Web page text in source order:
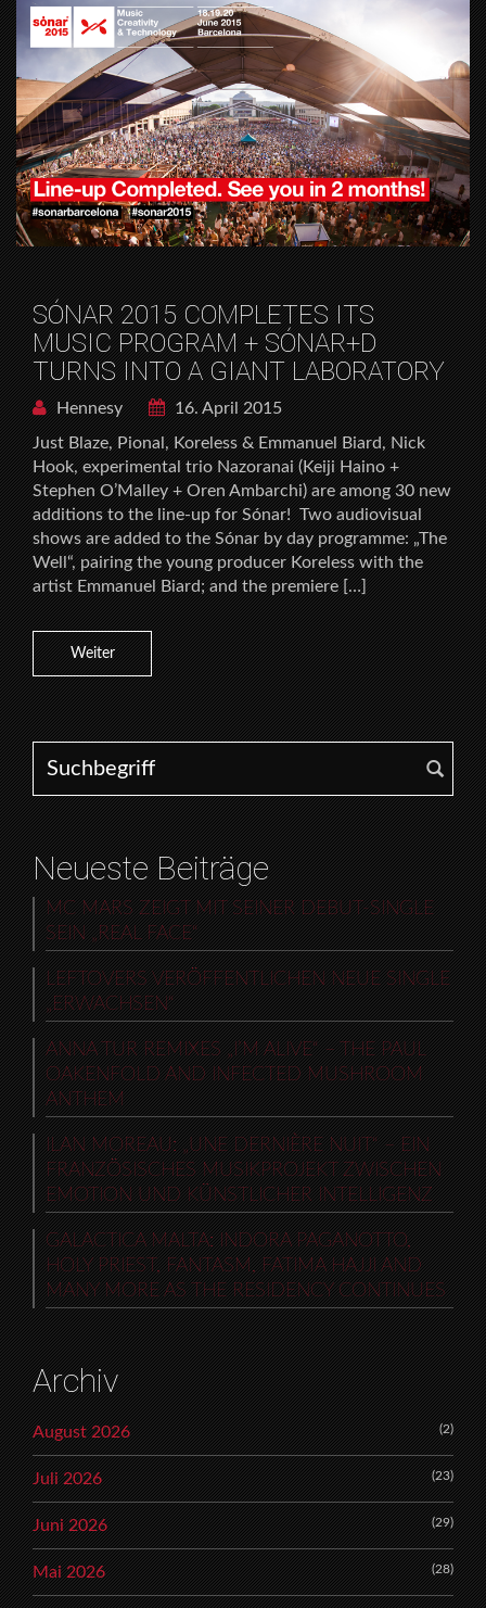
SÓNAR 2015 COMPLETES ITS
MUSIC PROGRAM + SÓNAR+D
TURNS INTO A GIANT LABORATORY
Hennesy
16. April 2015
Just Blaze, Pional, Koreless & Emmanuel Biard, Nick
Hook, experimental trio Nazoranai (Keiji Haino +
Stephen O’Malley + Oren Ambarchi) are among 30 new
additions to the line-up for Sónar! Two audiovisual
shows are added to the Sónar by day programme: „The
Well“, pairing the young producer Koreless with the
artist Emmanuel Biard; and the premiere […]
Weiter
Search for:
Neueste Beiträge
MC MARS ZEIGT MIT SEINER DEBUT-SINGLE
SEIN „REAL FACE“
LEFTOVERS VERÖFFENTLICHEN NEUE SINGLE
„ERWACHSEN“
ANNA TUR REMIXES „I’M ALIVE“ – THE PAUL
OAKENFOLD AND INFECTED MUSHROOM
ANTHEM
ILAN MOREAU: „UNE DERNIÈRE NUIT“ – EIN
FRANZÖSISCHES MUSIKPROJEKT ZWISCHEN
EMOTION UND KÜNSTLICHER INTELLIGENZ
GALACTICA MALTA: INDORA PAGANOTTO,
HOLY PRIEST, FANTASM, FATIMA HAJJI AND
MANY MORE AS THE RESIDENCY CONTINUES
Archiv
August 2026 (2)
Juli 2026 (23)
Juni 2026 (29)
Mai 2026 (28)